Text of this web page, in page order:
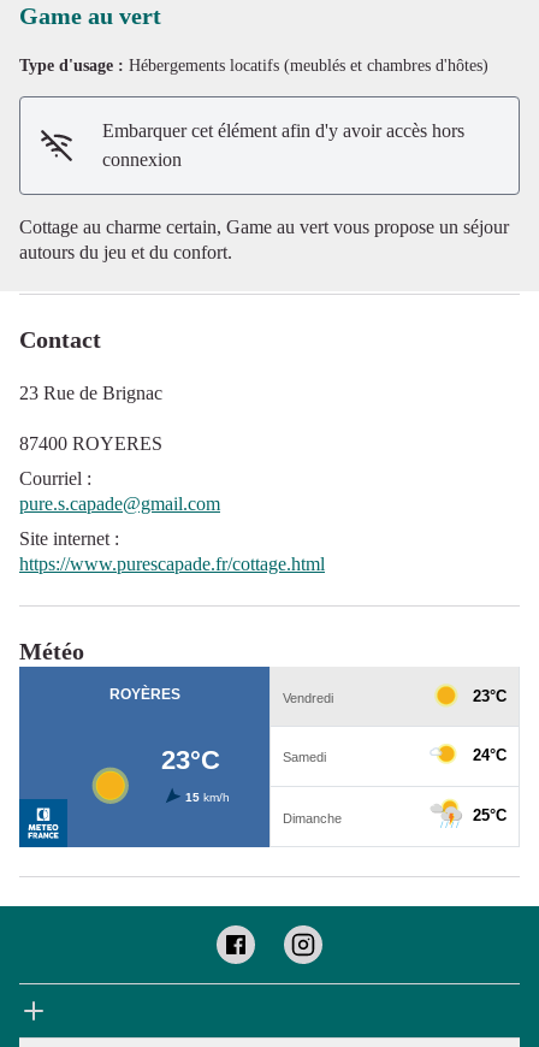
Voir l'image en plein écran
Game au vert
Type d'usage : Hébergements locatifs (meublés et chambres d'hôtes)
Embarquer cet élément afin d'y avoir accès hors
connexion
Cottage au charme certain, Game au vert vous propose un séjour
autours du jeu et du confort.
Contact
23 Rue de Brignac
87400 ROYERES
Courriel :
pure.s.capade@gmail.com
Site internet :
https://www.purescapade.fr/cottage.html
Météo